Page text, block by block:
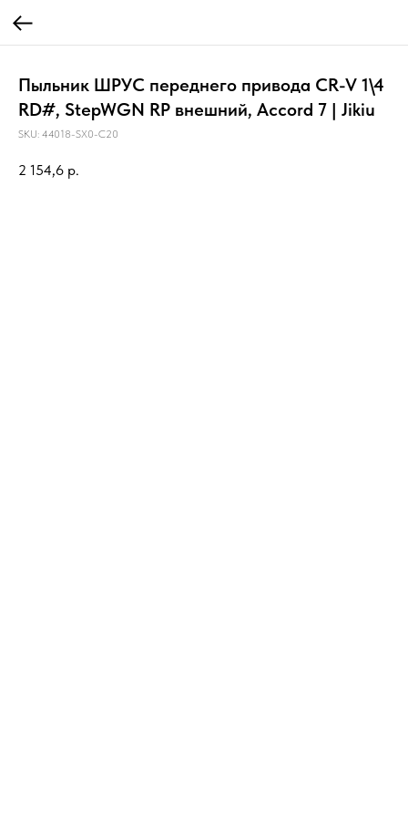
Пыльник ШРУС переднего привода CR-V 1\4
RD#, StepWGN RP внешний, Accord 7 | Jikiu
SKU: 44018-SX0-C20
2 154,6 р.